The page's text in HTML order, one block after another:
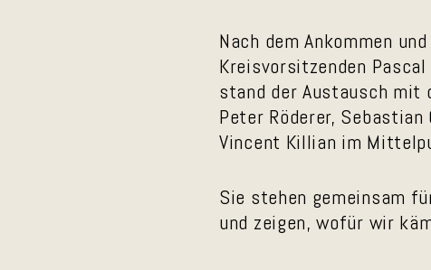
Nach dem Ankommen
Kreisvorsitzenden Pascal
stand der Austausch mit
Peter Röderer, Sebastian
Vincent Killian im
Sie stehen gemeinsam
und zeigen, wofür wir